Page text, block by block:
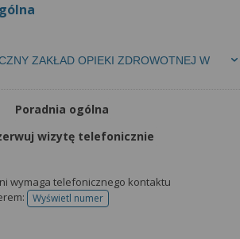
ZAKŁAD OPIEKI ZDROWOTNEJ W
Poradnia ogólna
wizytę telefonicznie
wymaga telefonicznego kontaktu
Wyświetl numertelefonu do rejestracji